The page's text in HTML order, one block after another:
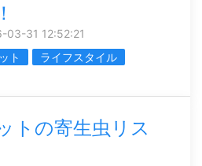
03-31 12:52:21
ト
ライフスタイル
トの寄生虫リス